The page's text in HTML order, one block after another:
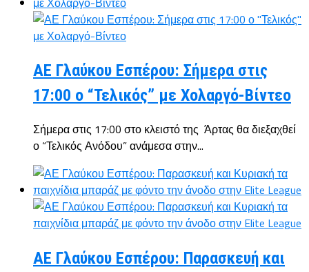
ΑΕ Γλαύκου Εσπέρου: Σήμερα στις
17:00 ο “Τελικός” με Χολαργό-Βίντεο
Σήμερα στις 17:00 στο κλειστό της Άρτας θα διεξαχθεί
ο “Τελικός Ανόδου” ανάμεσα στην...
ΑΕ Γλαύκου Εσπέρου: Παρασκευή και